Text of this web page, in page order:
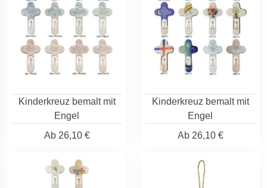
Kinderkreuz bemalt mit
Engel
Ab26,10 €
Kinderkreuz bemalt mit
Engel
Ab26,10 €